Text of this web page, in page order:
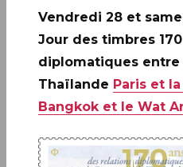
Vendredi 28 et
Jour des timbres
diplomatiques entre
Thaïlande Paris et
Bangkok et le Wat